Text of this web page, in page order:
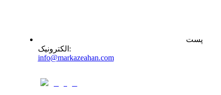
پست
الکترونیک :
info@markazeahan.com